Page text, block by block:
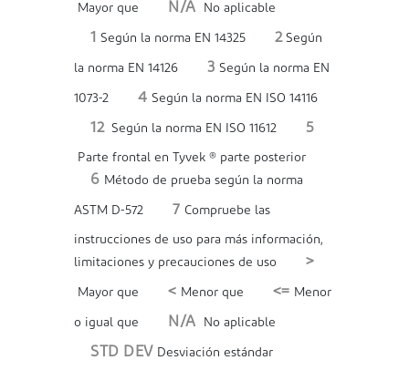
Mayor que N/A No aplicable
1 Según la norma EN 14325 2Según
la norma EN 14126 3 Según la norma EN
1073-2 4 Según la norma EN ISO 14116
12Según la norma EN ISO 11612 5
Parte frontal en Tyvek ® parte posterior
6 Método de prueba según la norma
ASTM D-572 7 Compruebe las
instrucciones de uso para más información,
limitaciones y precauciones de uso
>
Mayor que < Menor que <= Menor
o igual que N/A No aplicable
STD DEV Desviación estándar